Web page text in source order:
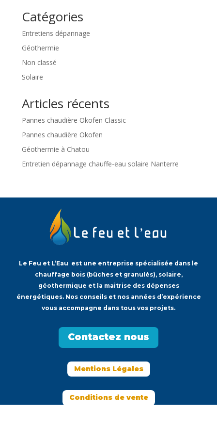
Catégories
Entretiens dépannage
Géothermie
Non classé
Solaire
Articles récents
Pannes chaudière Okofen Classic
Pannes chaudière Okofen
Géothermie à Chatou
Entretien dépannage chauffe-eau solaire Nanterre
Le Feu et L’Eau est une entreprise spécialisée dans le
chauffage bois (bûches et granulés), solaire,
géothermique et la maitrise des dépenses
énergétiques. Nos conseils et nos années d’expérience
vous accompagne dans tous vos projets.
Contactez nous
Mentions Légales
Conditions de vente